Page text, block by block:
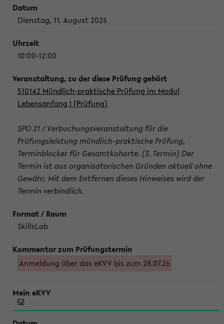
Dienstag, 11. August 2026
10:00-12:00
510142 Mündlich-praktische Prüfung im Modul
Lebensanfang I (Prüfung)
SPO 21 / Verbuchungsveranstaltung für die
Prüfungsleistung mündlich-praktische Prüfung,
Terminblocker für Gesamtkohorte. (3. Termin) Der
Termin ist aus organisatorischen Gründen aktuell ohne
Gewähr. Mit dem Entfernen dieses Hinweises wird der
Termin verbindlich.
SkillsLab
Anmeldung über das eKVV bis zum 28.07.26